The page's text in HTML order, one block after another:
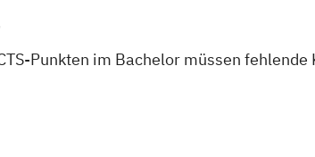
Punkten im Bachelor müssen fehlende